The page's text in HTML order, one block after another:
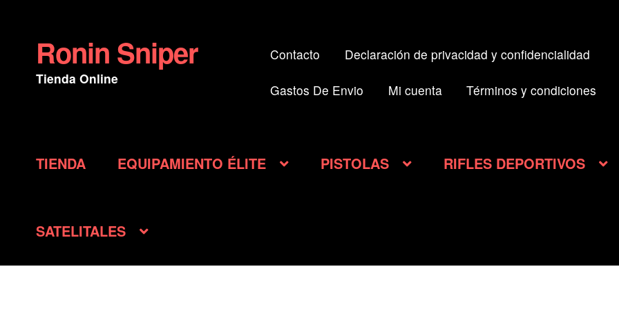
Ir
a
la
Ir
al
contenido
Ronin Sniper
Tienda Online
Contacto Declaración de privacidad y confidencialidad
Gastos De Envio Mi cuenta Términos y condiciones
TIENDA EQUIPAMIENTO ÉLITE PISTOLAS RIFLES DEPORTIVOS
SATELITALES